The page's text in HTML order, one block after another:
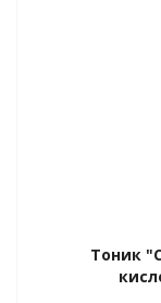
Тоник